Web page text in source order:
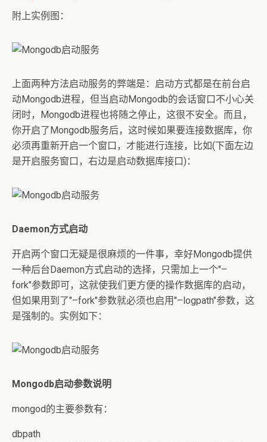
附上实例图：
上面两种方法启动服务的弊端是：启动方式都是在前台启
动Mongodb进程，但当启动Mongodb的会话窗口不小心关
闭时，Mongodb进程也将随之停止，这很不安全。而且，
你开启了Mongodb服务后，这时候如果要连接数据库，你
必须再重新开启一个窗口，才能进行连接，比如(下面左边
是开启服务窗口，右边是启动数据库接口)：
Daemon方式启动
开启两个窗口无疑是很麻烦的一件事，幸好Mongodb提供
一种后台Daemon方式启动的选择，只需加上一个"–
fork"参数即可，这就使我们更方便的操作数据库的启动，
但如果用到了"–fork"参数就必须也启用"–logpath"参数，这
是强制的。实例如下：
Mongodb启动参数说明
mongod的主要参数有：
dbpath